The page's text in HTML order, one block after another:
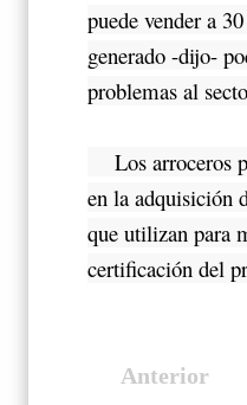
puede vender a
generado -dijo-
problemas al
Los arroceros
en la adquisición
que utilizan para
certificación del
Anterior